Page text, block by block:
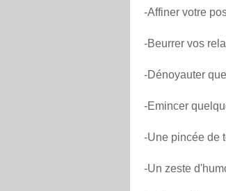
-Affiner votre
-Beurrer vos
-Dénoyauter
-Emincer
-Une pincée de
-Un zeste